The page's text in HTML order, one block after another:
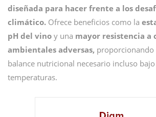
diseñada para hacer frente a los
climático. Ofrece beneficios como la
pH del vino y una mayor resistencia a
ambientales adversas, proporcionando
balance nutricional necesario incluso
temperaturas.